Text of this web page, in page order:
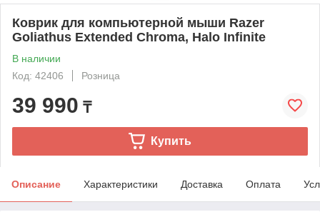
Коврик для компьютерной мыши Razer
Goliathus Extended Chroma, Halo Infinite
В наличии
Код: 42406
Розница
39 990 ₸
Купить
Описание Характеристики Доставка Оплата